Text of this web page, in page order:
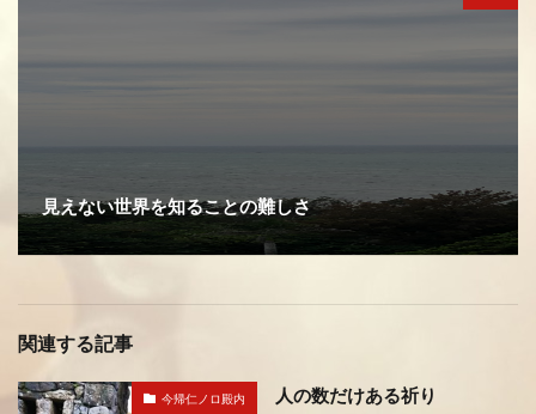
見えない世界を知ることの難しさ
関連する記事
今帰仁ノロ殿内 人の数だけある祈り